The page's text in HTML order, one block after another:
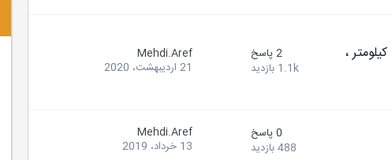
طراحی خطوط انتقال در یک مثال واقعی(توان 700 mw ، طول 400 کیلومتر ، 2 پاسخ
1.1k بازدید
Mehdi.Aref
21 اردیبهشت، 2020
0 پاسخ
488 بازدید
Mehdi.Aref
13 خرداد، 2019